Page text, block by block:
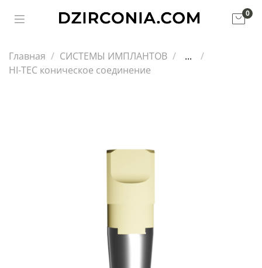
0
Главная СИСТЕМЫ ИМПЛАНТОВ
...
HI-TEC коническое соединение